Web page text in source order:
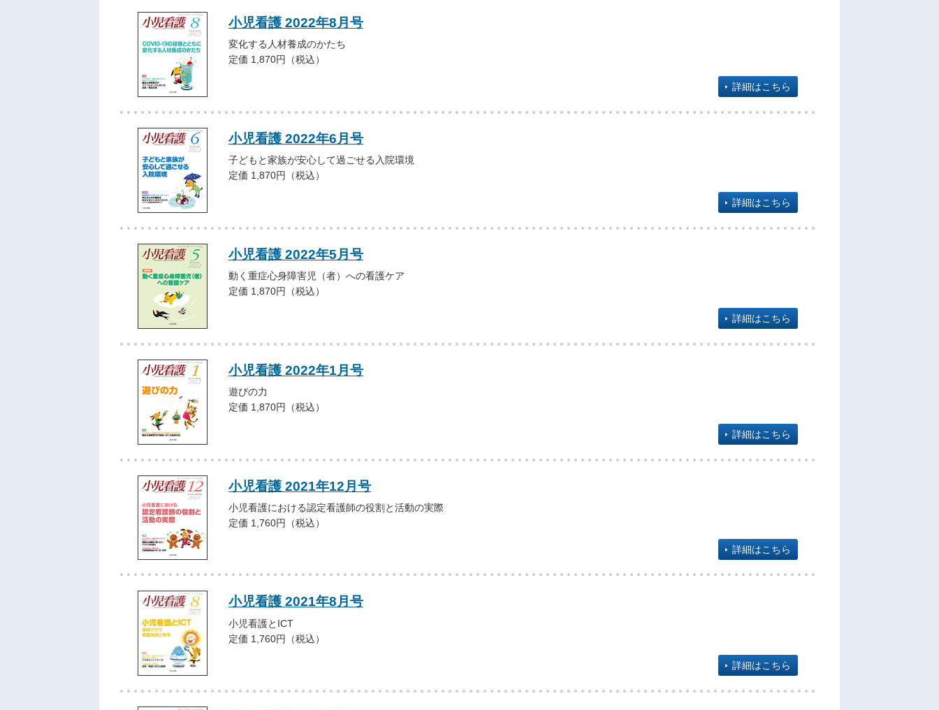
小児看護 2022年8月号
変化する人材養成のかたち
定価 1,870円（税込）
詳細はこちら
小児看護 2022年6月号
子どもと家族が安心して過ごせる入院環境
定価 1,870円（税込）
詳細はこちら
小児看護 2022年5月号
動く重症心身障害児（者）への看護ケア
定価 1,870円（税込）
詳細はこちら
小児看護 2022年1月号
遊びの力
定価 1,870円（税込）
詳細はこちら
小児看護 2021年12月号
小児看護における認定看護師の役割と活動の実際
定価 1,760円（税込）
詳細はこちら
小児看護 2021年8月号
小児看護とICT
定価 1,760円（税込）
詳細はこちら